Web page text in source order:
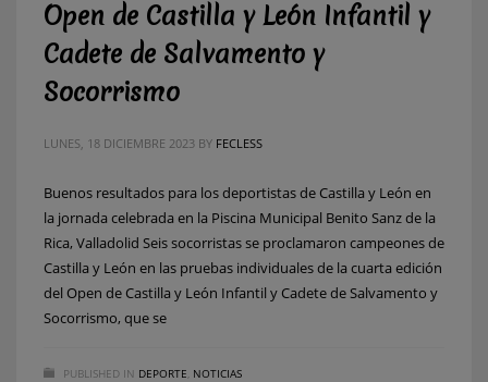
Open de Castilla y León Infantil y
Cadete de Salvamento y
Socorrismo
LUNES, 18 DICIEMBRE 2023 BY FECLESS
Buenos resultados para los deportistas de Castilla y León en
la jornada celebrada en la Piscina Municipal Benito Sanz de la
Rica, Valladolid Seis socorristas se proclamaron campeones de
Castilla y León en las pruebas individuales de la cuarta edición
del Open de Castilla y León Infantil y Cadete de Salvamento y
Socorrismo, que se
PUBLISHED IN DEPORTE NOTICIAS